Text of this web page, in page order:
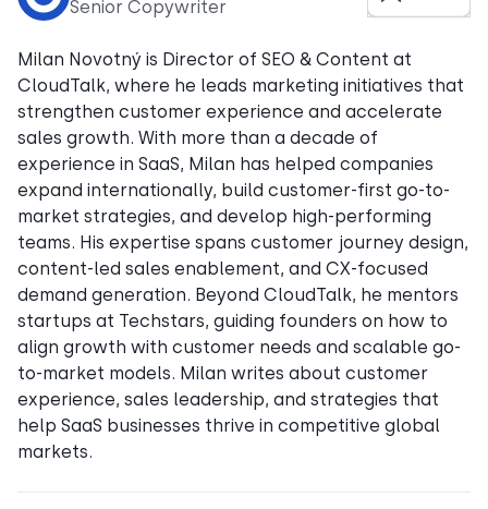
Senior Copywriter
Milan Novotný is Director of SEO & Content at
CloudTalk, where he leads marketing initiatives that
strengthen customer experience and accelerate
sales growth. With more than a decade of
experience in SaaS, Milan has helped companies
expand internationally, build customer-first go-to-
market strategies, and develop high-performing
teams. His expertise spans customer journey design,
content-led sales enablement, and CX-focused
demand generation. Beyond CloudTalk, he mentors
startups at Techstars, guiding founders on how to
align growth with customer needs and scalable go-
to-market models. Milan writes about customer
experience, sales leadership, and strategies that
help SaaS businesses thrive in competitive global
markets.